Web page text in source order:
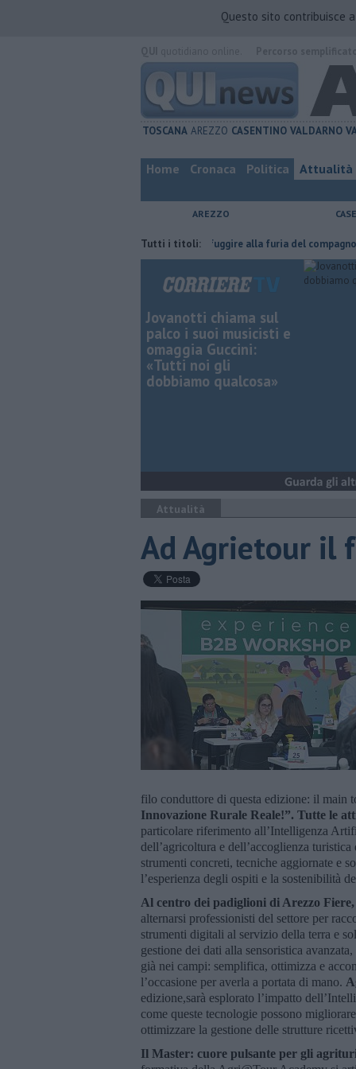
Questo sito contribuisce
TOSCANA AREZZO CASENTINO VALDARNO
Home Cronaca Politica Attualità
AREZZO
Tutti i titoli:
Nascosta in un bar per sfuggire alla furia del compagno
Jovanotti chiama sul
palco i suoi musicisti e
omaggia Guccini:
«Tutti noi gli
dobbiamo qualcosa»
Attualità
Ad Agrietour il
filo conduttore di questa edizione: il main
Innovazione Rurale Reale!”. Tutte le
particolare riferimento all’Intelligenza
dell’agricoltura e dell’accoglienza
strumenti concreti, tecniche aggiornate e
l’esperienza degli ospiti e la sostenibilità
Al centro dei padiglioni di Arezzo
alternarsi professionisti del settore per
strumenti digitali al servizio della terra e
gestione dei dati alla sensoristica
già nei campi: semplifica, ottimizza e
l’occasione per averla a portata di mano.
edizione,sarà esplorato l’impatto
come queste tecnologie possono
ottimizzare la gestione delle strutture
Il Master: cuore pulsante per gli